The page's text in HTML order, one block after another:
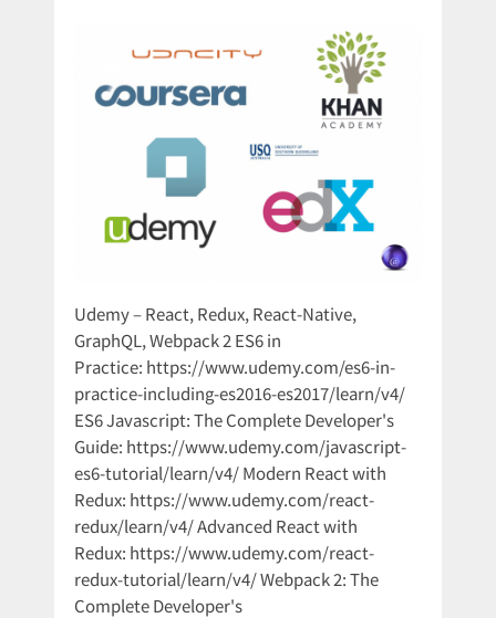
Udemy – React, Redux, React-Native,
GraphQL, Webpack 2 ES6 in
Practice: https://www.udemy.com/es6-in-
practice-including-es2016-es2017/learn/v4/
ES6 Javascript: The Complete Developer's
Guide: https://www.udemy.com/javascript-
es6-tutorial/learn/v4/ Modern React with
Redux: https://www.udemy.com/react-
redux/learn/v4/ Advanced React with
Redux: https://www.udemy.com/react-
redux-tutorial/learn/v4/ Webpack 2: The
Complete Developer's